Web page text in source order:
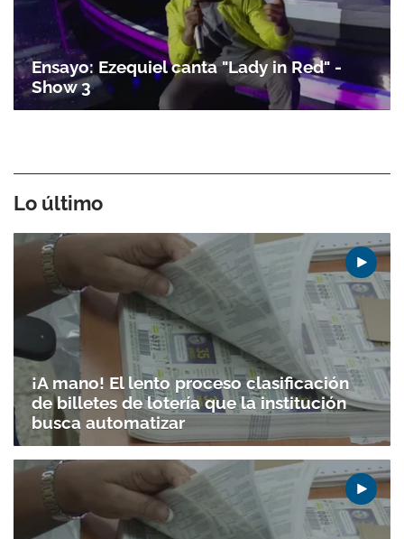
Ensayo: Ezequiel canta "Lady in Red" -
Show 3
Lo último
¡A mano! El lento proceso clasificación
de billetes de lotería que la institución
busca automatizar